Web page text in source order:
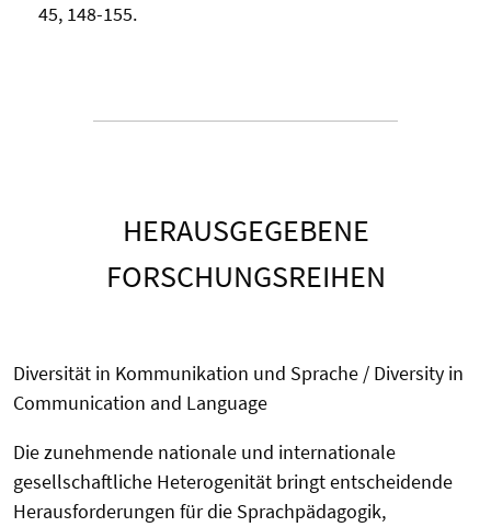
45, 148-155.
HERAUSGEGEBENE
FORSCHUNGSREIHEN
Diversität in Kommunikation und Sprache / Diversity in
Communication and Language
Die zunehmende nationale und internationale
gesellschaftliche Heterogenität bringt entscheidende
Herausforderungen für die Sprachpädagogik,